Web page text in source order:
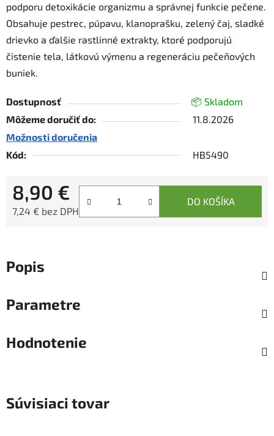
podporu detoxikácie organizmu a správnej funkcie pečene.
Obsahuje pestrec, púpavu, klanoprašku, zelený čaj, sladké
drievko a ďalšie rastlinné extrakty, ktoré podporujú
čistenie tela, látkovú výmenu a regeneráciu pečeňových
buniek.
Dostupnosť
📦 Skladom
Môžeme doručiť do:
11.8.2026
Možnosti doručenia
Kód:
HB5490
8,90 €
7,24 € bez DPH
DO KOŠÍKA
Popis
Parametre
Hodnotenie
Súvisiaci tovar